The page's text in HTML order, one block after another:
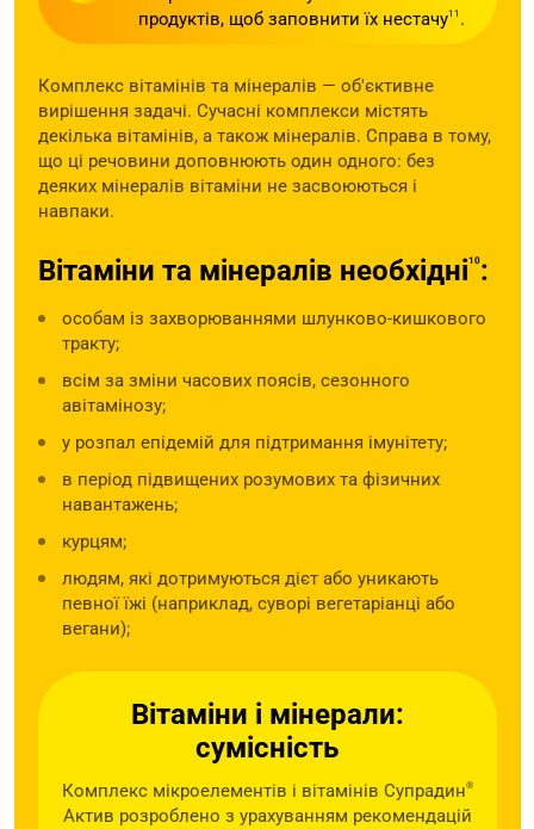
продуктів, щоб заповнити їх нестачу11 .
Комплекс вітамінів та мінералів — об'єктивне
вирішення задачі. Сучасні комплекси містять
декілька вітамінів, а також мінералів. Справа в тому,
що ці речовини доповнюють один одного: без
деяких мінералів вітаміни не засвоюються і
навпаки.
Вітаміни та мінералів необхідні10:
особам із захворюваннями шлунково-кишкового
тракту;
всім за зміни часових поясів, сезонного
авітамінозу;
у розпал епідемій для підтримання імунітету;
в період підвищених розумових та фізичних
навантажень;
курцям;
людям, які дотримуються дієт або уникають
певної їжі (наприклад, суворі вегетаріанці або
вегани);
Вітаміни і мінерали:
сумісність
Комплекс мікроелементів і вітамінів Супрадин®
Актив розроблено з урахуванням рекомендацій